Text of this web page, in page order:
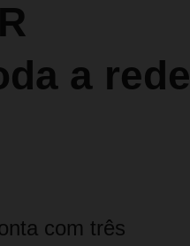
a rede
com três